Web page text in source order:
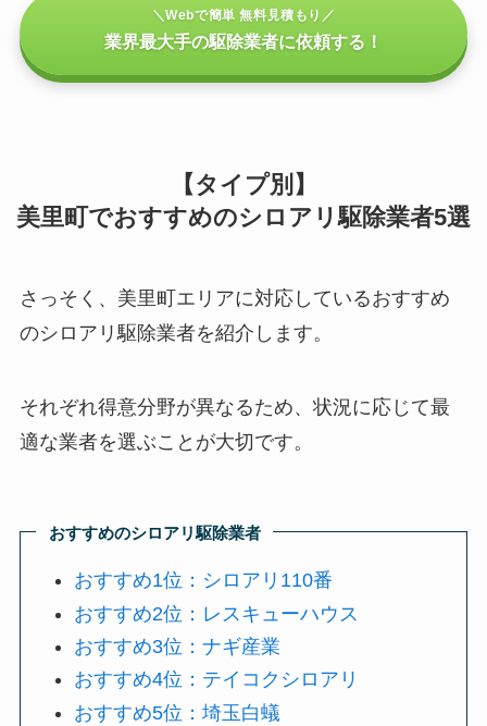
＼Webで簡単 無料見積もり／
業界最大手の駆除業者に依頼する！
【タイプ別】
美里町でおすすめのシロアリ駆除業者5選
さっそく、美里町エリアに対応しているおすすめ
のシロアリ駆除業者を紹介します。
それぞれ得意分野が異なるため、状況に応じて最
適な業者を選ぶことが大切です。
おすすめのシロアリ駆除業者
おすすめ1位：シロアリ110番
おすすめ2位：レスキューハウス
おすすめ3位：ナギ産業
おすすめ4位：テイコクシロアリ
おすすめ5位：埼玉白蟻